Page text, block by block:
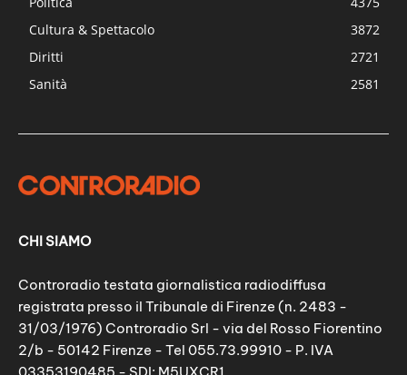
Cultura & Spettacolo
3872
Diritti
2721
Sanità
2581
CHI SIAMO
Controradio testata giornalistica radiodiffusa
registrata presso il Tribunale di Firenze (n. 2483 -
31/03/1976) Controradio Srl - via del Rosso Fiorentino
2/b - 50142 Firenze - Tel 055.73.99910 - P. IVA